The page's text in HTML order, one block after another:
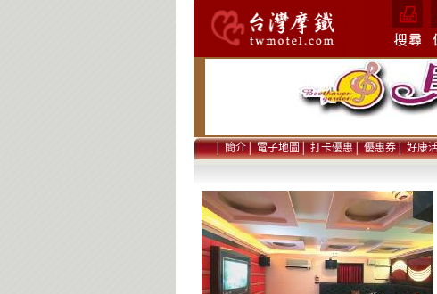
│簡介│電子地圖│打卡優惠│優惠券│好康